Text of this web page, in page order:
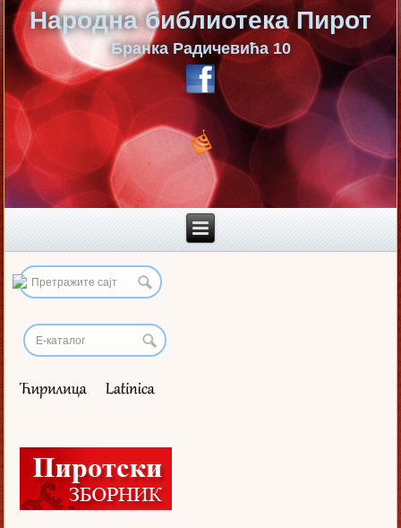
Народна библиотека Пирот
Бранка Радичевића 10